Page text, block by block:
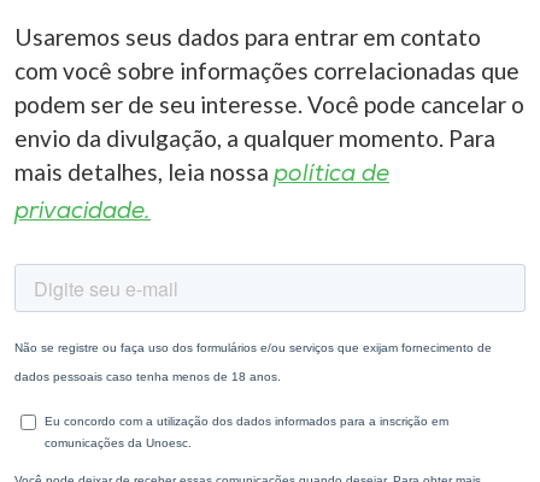
Usaremos seus dados para entrar em contato
com você sobre informações correlacionadas que
podem ser de seu interesse. Você pode cancelar o
envio da divulgação, a qualquer momento. Para
mais detalhes, leia nossa política de
privacidade.